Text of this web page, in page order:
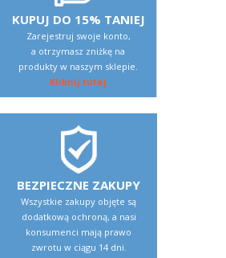
KUPUJ DO 15% TANIEJ
Zarejestruj swoje konto,
a otrzymasz zniżkę na
produkty w naszym sklepie.
Kliknij tutaj
BEZPIECZNE ZAKUPY
Wszystkie zakupy objęte są
dodatkową ochroną, a nasi
konsumenci mają prawo
zwrotu w ciągu 14 dni.